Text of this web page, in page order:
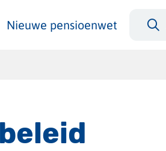
Nieuwe pensioenwet